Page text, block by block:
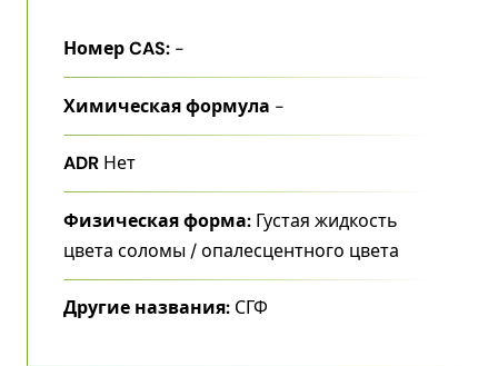
Номер CAS: -
Химическая формула -
ADR Нет
Физическая форма: Густая жидкость
цвета соломы / опалесцентного цвета
Другие названия: СГФ